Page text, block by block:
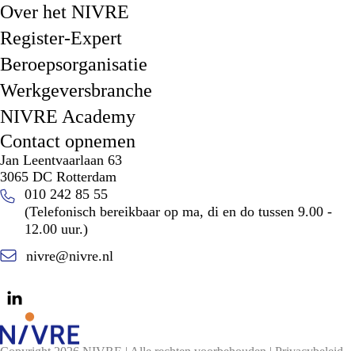
Over het NIVRE
Register-Expert
Beroepsorganisatie
Werkgeversbranche
NIVRE Academy
Contact opnemen
Jan Leentvaarlaan 63
3065 DC Rotterdam
010 242 85 55
(Telefonisch bereikbaar op ma, di en do tussen 9.00 -
12.00 uur.)
nivre@nivre.nl